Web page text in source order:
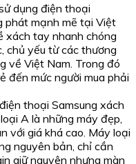
dụng điện thoại
phát mạnh mẽ tại Việt
xách tay nhanh chóng
chủ yếu từ các thương
về Việt Nam. Trong đó
đến mức người mua phải
thoại Samsung xách
A là những máy đẹp,
với giá khá cao. Máy loại
nguyên bản, chỉ cần
giữ nguyên nhưng màn